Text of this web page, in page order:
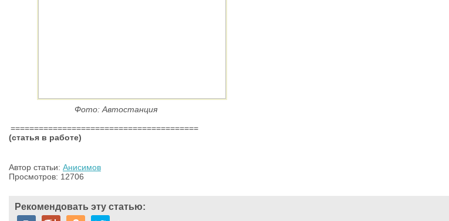
Фото: Автостанция
========================================
(статья в работе)
Автор статьи: Анисимов
Просмотров: 12706
Рекомендовать эту статью: